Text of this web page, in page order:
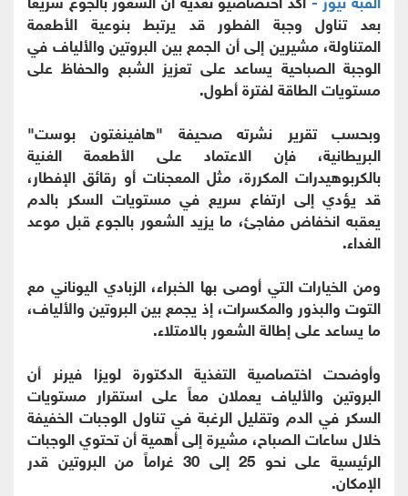
بعد تناول وجبة الفطور قد يرتبط بنوعية الأطعمة
المتناولة، مشيرين إلى أن الجمع بين البروتين والألياف في
الوجبة الصباحية يساعد على تعزيز الشبع والحفاظ على
مستويات الطاقة لفترة أطول.
وبحسب تقرير نشرته صحيفة "هافينغتون بوست"
البريطانية، فإن الاعتماد على الأطعمة الغنية
بالكربوهيدرات المكررة، مثل المعجنات أو رقائق الإفطار،
قد يؤدي إلى ارتفاع سريع في مستويات السكر بالدم
يعقبه انخفاض مفاجئ، ما يزيد الشعور بالجوع قبل موعد
الغداء.
ومن الخيارات التي أوصى بها الخبراء، الزبادي اليوناني مع
التوت والبذور والمكسرات، إذ يجمع بين البروتين والألياف،
ما يساعد على إطالة الشعور بالامتلاء.
وأوضحت اختصاصية التغذية الدكتورة لويزا فيرنر أن
البروتين والألياف يعملان معاً على استقرار مستويات
السكر في الدم وتقليل الرغبة في تناول الوجبات الخفيفة
خلال ساعات الصباح، مشيرة إلى أهمية أن تحتوي الوجبات
الرئيسية على نحو 25 إلى 30 غراماً من البروتين قدر
الإمكان.